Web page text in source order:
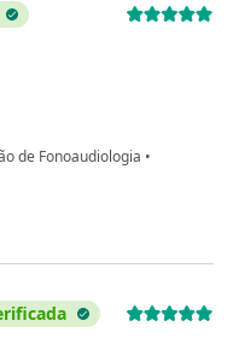
de Fonoaudiologia •